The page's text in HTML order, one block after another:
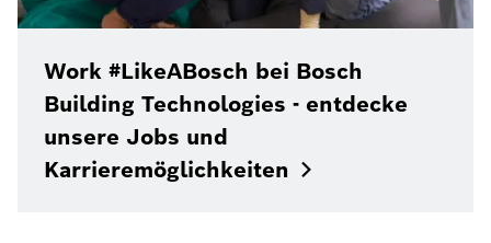
Work #LikeABosch bei Bosch
Building Technologies - entdecke
unsere Jobs und
Karrieremöglichkeiten